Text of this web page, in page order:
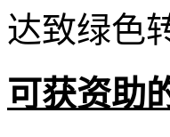
达致绿色
可获资助